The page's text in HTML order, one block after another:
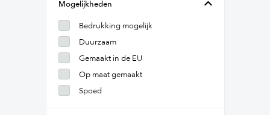
Mogelijkheden
Bedrukking mogelijk
Duurzaam
Gemaakt in de EU
Op maat gemaakt
Spoed